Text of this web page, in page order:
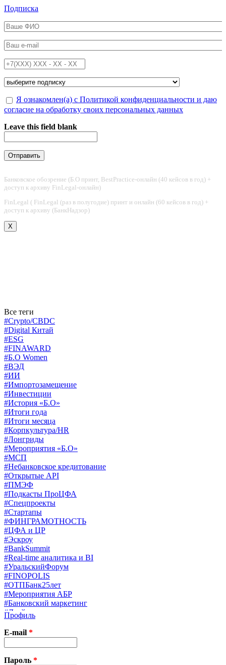
Перейти к основному содержанию
Подписка
ФИО*
Email*
Телефон*
Подписка на*
Обработка персональных данных*
Я ознакомлен(а) с Политикой конфиденциальности и даю
согласие на обработку своих персональных данных
Leave this field blank
Банковское обозрение (Б.О принт, BestPractice-онлайн (40 кейсов в год) +
доступ к архиву FinLegal-онлайн)
FinLegal ( FinLegal (раз в полугодие) принт и онлайн (60 кейсов в год) +
доступ к архиву (БанкНадзор)
X
Все теги
#Crypto/CBDC
#Digital Китай
#ESG
#FINAWARD
#Б.О Women
#ВЭД
#ИИ
#Импортозамещение
#Инвестиции
#История «Б.О»
#Итоги года
#Итоги месяца
#Корпкультура/HR
#Лонгриды
#Мероприятия «Б.О»
#МСП
#Небанковское кредитование
#Открытые API
#ПМЭФ
#Подкасты ПроЦФА
#Спецпроекты
#Стартапы
#ФИНГРАМОТНОСТЬ
#ЦФА и ЦР
#Эскроу
#BankSummit
#Real-time аналитика и BI
#УральскийФорум
#FINOPOLIS
#ОТПБанк25лет
#Мероприятия АБР
#Банковский маркетинг
#Драйверы страхования
#Финконгресс ЦБ
#PB&WM
#UX/CX
#Экосистемы
X
Профиль
E-mail *
Пароль *